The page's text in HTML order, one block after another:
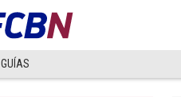
GUÍAS